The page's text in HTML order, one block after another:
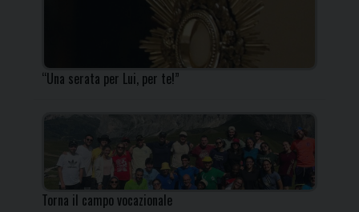
“Una serata per Lui, per te!”
Torna il campo vocazionale